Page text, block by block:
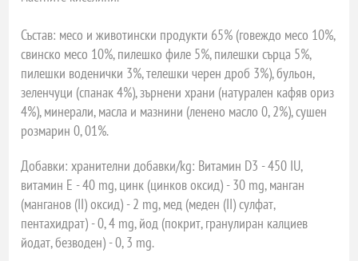
Състав: месо и животински продукти 65% (говеждо месо 10%,
свинско месо 10%, пилешко филе 5%, пилешки сърца 5%,
пилешки воденички 3%, телешки черен дроб 3%), бульон,
зеленчуци (спанак 4%), зърнени храни (натурален кафяв ориз
4%), минерали, масла и мазнини (ленено масло 0, 2%), сушен
розмарин 0, 01%.
Добавки: хранителни добавки/kg: Витамин D3 - 450 IU,
витамин Е - 40 mg, цинк (цинков оксид) - 30 mg, манган
(манганов (II) оксид) - 2 mg, мед (меден (II) сулфат,
пентахидрат) - 0, 4 mg, йод (покрит, гранулиран калциев
йодат, безводен) - 0, 3 mg.